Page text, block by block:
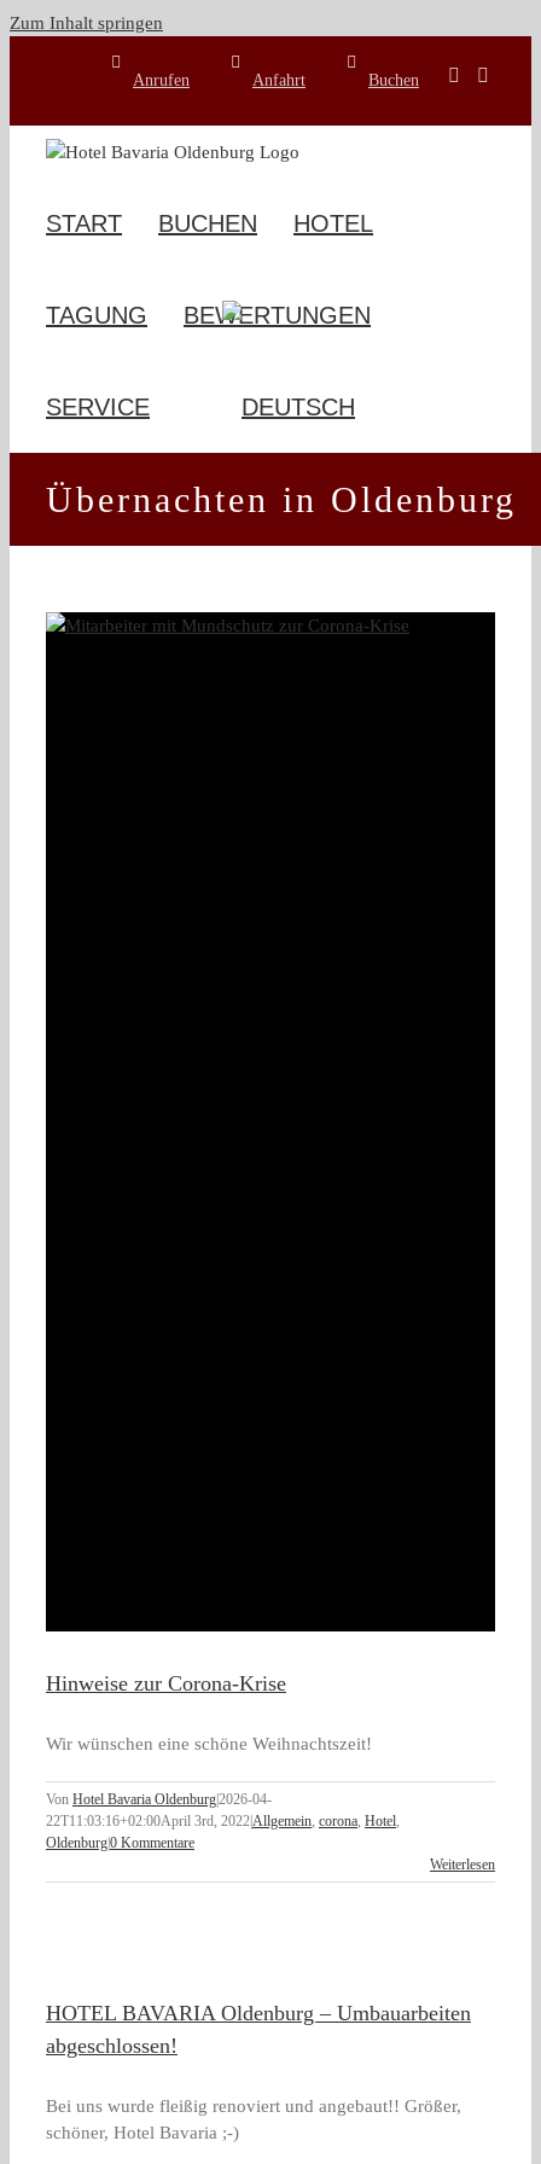
Zum Inhalt springen
Anrufen Anfahrt Buchen
START BUCHEN HOTEL
TAGUNG BEWERTUNGEN
SERVICE
Übernachten in Oldenburg
Hinweise zur Corona-Krise
Wir wünschen eine schöne Weihnachtszeit!
Von Hotel Bavaria Oldenburg2026-04-
22T11:03:16+02:00April 3rd, 2022Allgemein, corona, Hotel,
Oldenburg0 Kommentare
Weiterlesen
HOTEL BAVARIA Oldenburg – Umbauarbeiten
abgeschlossen!
Bei uns wurde fleißig renoviert und angebaut!! Größer,
schöner, Hotel Bavaria ;-)